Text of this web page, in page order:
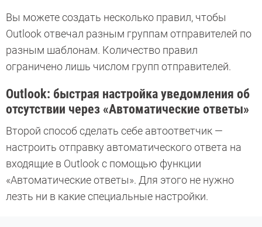
Вы можете создать несколько правил, чтобы
Outlook отвечал разным группам отправителей по
разным шаблонам. Количество правил
ограничено лишь числом групп отправителей.
Outlook: быстрая настройка уведомления об
отсутствии через «Автоматические ответы»
Второй способ сделать себе автоответчик —
настроить отправку автоматического ответа на
входящие в Outlook с помощью функции
«Автоматические ответы». Для этого не нужно
лезть ни в какие специальные настройки.